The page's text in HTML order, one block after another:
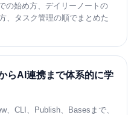
の始め方、デイリーノートの
、タスク管理の順でまとめた
らAI連携まで体系的に学
、CLI、Publish、Basesまで、